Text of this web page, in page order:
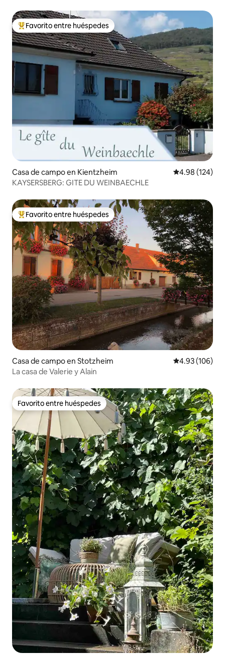
De los mejores en Favorito entre huéspedes
Favorito entre huéspedes
Casa de campo en Kientzheim Calificación
4.98 (124)
KAYSERSBERG: GITE DU WEINBAECHLE
De los mejores en Favorito entre huéspedes
Favorito entre huéspedes
Casa de campo en Stotzheim Calificación
4.93 (106)
La casa de Valerie y Alain
Favorito entre huéspedes
Favorito entre huéspedes